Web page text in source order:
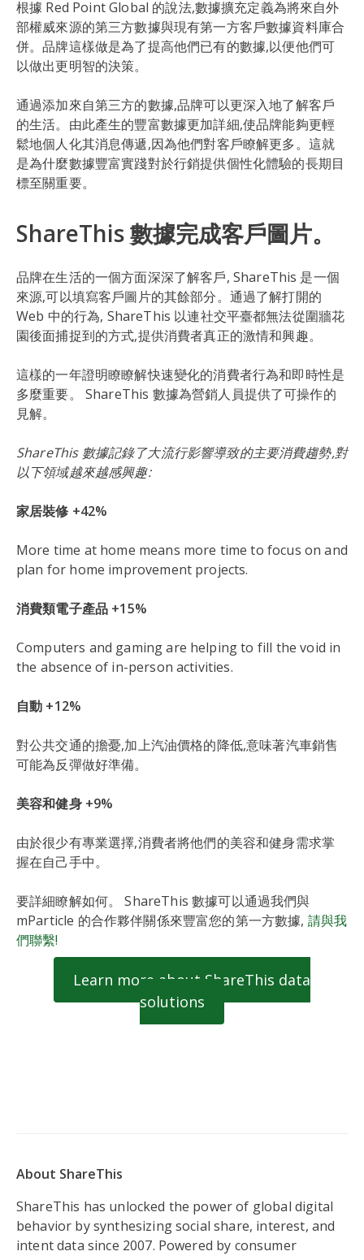
根據 Red Point Global 的說法,數據擴充定義為將來自外
部權威來源的第三方數據與現有第一方客戶數據資料庫合
併。品牌這樣做是為了提高他們已有的數據,以便他們可
以做出更明智的決策。
通過添加來自第三方的數據,品牌可以更深入地了解客戶
的生活。由此產生的豐富數據更加詳細,使品牌能夠更輕
鬆地個人化其消息傳遞,因為他們對客戶瞭解更多。這就
是為什麼數據豐富實踐對於行銷提供個性化體驗的長期目
標至關重要。
ShareThis 數據完成客戶圖片。
品牌在生活的一個方面深深了解客戶, ShareThis 是一個
來源,可以填寫客戶圖片的其餘部分。通過了解打開的
Web 中的行為, ShareThis 以連社交平臺都無法從圍牆花
園後面捕捉到的方式,提供消費者真正的激情和興趣。
這樣的一年證明瞭瞭解快速變化的消費者行為和即時性是
多麼重要。 ShareThis 數據為營銷人員提供了可操作的
見解。
ShareThis 數據記錄了大流行影響導致的主要消費趨勢,對
以下領域越來越感興趣:
家居裝修 +42%
More time at home means more time to focus on and
plan for home improvement projects.
消費類電子產品 +15%
Computers and gaming are helping to fill the void in
the absence of in-person activities.
自動 +12%
對公共交通的擔憂,加上汽油價格的降低,意味著汽車銷售
可能為反彈做好準備。
美容和健身 +9%
由於很少有專業選擇,消費者將他們的美容和健身需求掌
握在自己手中。
要詳細瞭解如何。 ShareThis 數據可以通過我們與
mParticle 的合作夥伴關係來豐富您的第一方數據, 請與我
們聯繫!
Learn more about ShareThis data
solutions
About ShareThis
ShareThis has unlocked the power of global digital
behavior by synthesizing social share, interest, and
intent data since 2007. Powered by consumer